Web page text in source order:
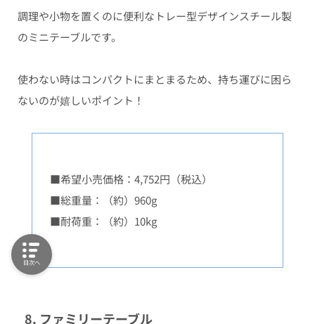
調理や小物を置くのに便利なトレー型デザインスチール製
のミニテーブルです。
使わない時はコンパクトにまとまるため、持ち運びに困ら
ないのが嬉しいポイント！
■希望小売価格：4,752円（税込）
■総重量：（約）960g
■耐荷重：（約）10kg
8. ファミリーテーブル
目次へ